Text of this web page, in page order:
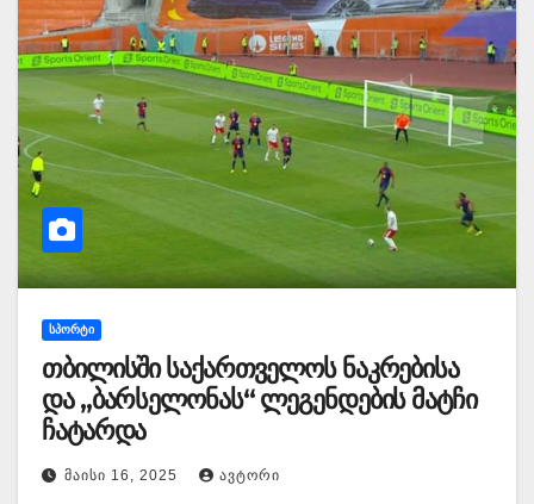
ᲡᲞᲝᲠᲢᲘ
თბილისში საქართველოს ნაკრებისა
და „ბარსელონას“ ლეგენდების მატჩი
ჩატარდა
ᲛᲐᲘᲡᲘ 16, 2025 ᲐᲕᲢᲝᲠᲘ